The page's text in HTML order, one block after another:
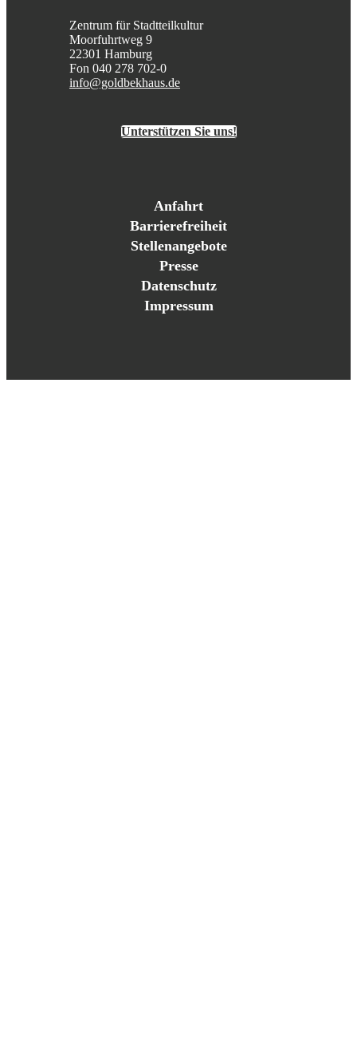
Zentrum für Stadtteilkultur
Moorfuhrtweg 9
22301 Hamburg
Fon 040 278 702-0
info@goldbekhaus.de
Unterstützen Sie uns!
Anfahrt
Barrierefreiheit
Stellenangebote
Presse
Datenschutz
Impressum